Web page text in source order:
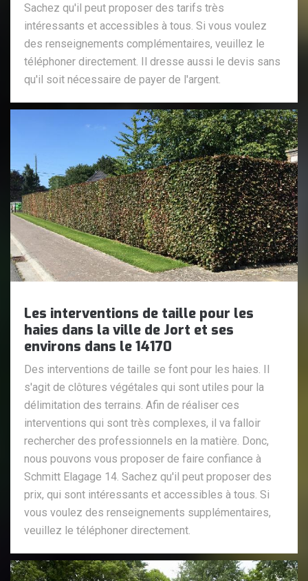
Sachez qu'il peut proposer des tarifs très
intéressants et accessibles à tous. Si vous voulez
des renseignements complémentaires, veuillez le
téléphoner directement. Il dresse aussi le devis sans
qu'il soit nécessaire de payer de l'argent.
Les interventions de taille pour les
haies dans la ville de Jort et ses
environs dans le 14170
Des interventions de taille se font pour les haies. Il
s'agit de clôtures végétales qui sont utiles pour la
délimitation des terrains. Afin de réaliser ces
interventions qui sont très complexes, il va falloir
rechercher des professionnels en la matière. Donc,
nous pouvons vous proposer de faire confiance à
Schmitt Elagage 14. Sachez qu'il peut proposer des
prix, qui sont intéressants et accessibles à tous. Si
vous voulez des renseignements supplémentaires,
veuillez le téléphoner directement.